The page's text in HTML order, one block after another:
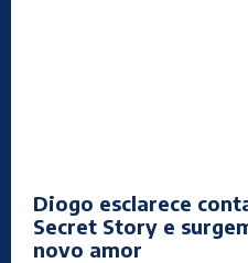
Diogo esclarece
Secret Story e
novo amor